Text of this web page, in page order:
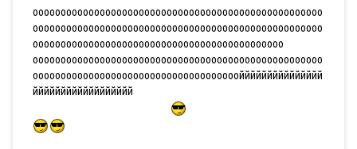
оооооооооооооооооооооооооооооооооооооооооооооооооооо
оооооооооооооооооооооооооооооооооооооооооооооооооооо
ооооооооооооооооооооооооооооооооооооооооооооо
оооооооооооооооооооооооооооооооооооооооооооооооооооо
оооооооооооооооооооооооооооооооооооооййййййййййййййй
йййййййййййййййййй